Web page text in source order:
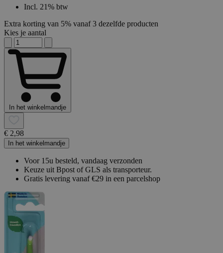
Incl. 21% btw
Extra korting van 5% vanaf 3 dezelfde producten
Kies je aantal
In het winkelmandje
€ 2,98
In het winkelmandje
Voor 15u besteld, vandaag verzonden
Keuze uit Bpost of GLS als transporteur.
Gratis levering vanaf €29 in een parcelshop